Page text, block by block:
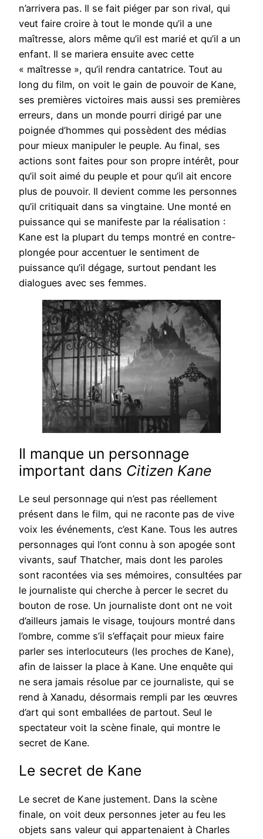
n’arrivera pas. Il se fait piéger par son rival, qui
veut faire croire à tout le monde qu’il a une
maîtresse, alors même qu’il est marié et qu’il a un
enfant. Il se mariera ensuite avec cette
« maîtresse », qu’il rendra cantatrice. Tout au
long du film, on voit le gain de pouvoir de Kane,
ses premières victoires mais aussi ses premières
erreurs, dans un monde pourri dirigé par une
poignée d’hommes qui possèdent des médias
pour mieux manipuler le peuple. Au final, ses
actions sont faites pour son propre intérêt, pour
qu’il soit aimé du peuple et pour qu’il ait encore
plus de pouvoir. Il devient comme les personnes
qu’il critiquait dans sa vingtaine. Une monté en
puissance qui se manifeste par la réalisation :
Kane est la plupart du temps montré en contre-
plongée pour accentuer le sentiment de
puissance qu’il dégage, surtout pendant les
dialogues avec ses femmes.
Il manque un personnage
important dans Citizen Kane
Le seul personnage qui n’est pas réellement
présent dans le film, qui ne raconte pas de vive
voix les événements, c’est Kane. Tous les autres
personnages qui l’ont connu à son apogée sont
vivants, sauf Thatcher, mais dont les paroles
sont racontées via ses mémoires, consultées par
le journaliste qui cherche à percer le secret du
bouton de rose. Un journaliste dont ont ne voit
d’ailleurs jamais le visage, toujours montré dans
l’ombre, comme s’il s’effaçait pour mieux faire
parler ses interlocuteurs (les proches de Kane),
afin de laisser la place à Kane. Une enquête qui
ne sera jamais résolue par ce journaliste, qui se
rend à Xanadu, désormais rempli par les œuvres
d’art qui sont emballées de partout. Seul le
spectateur voit la scène finale, qui montre le
secret de Kane.
Le secret de Kane
Le secret de Kane justement. Dans la scène
finale, on voit deux personnes jeter au feu les
objets sans valeur qui appartenaient à Charles